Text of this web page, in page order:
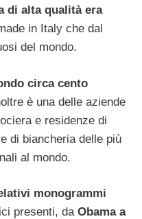
di alta qualità era
in Italy che dal
del mondo.
circa cento
è una delle aziende
e residenze di
di biancheria delle più
al mondo.
monogrammi
presenti, da Obama a